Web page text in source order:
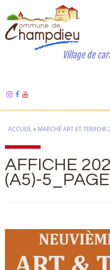
Village de
ACCUEIL» MARCHÉ ART ET TERROIR
AFFICHE
(A5)-